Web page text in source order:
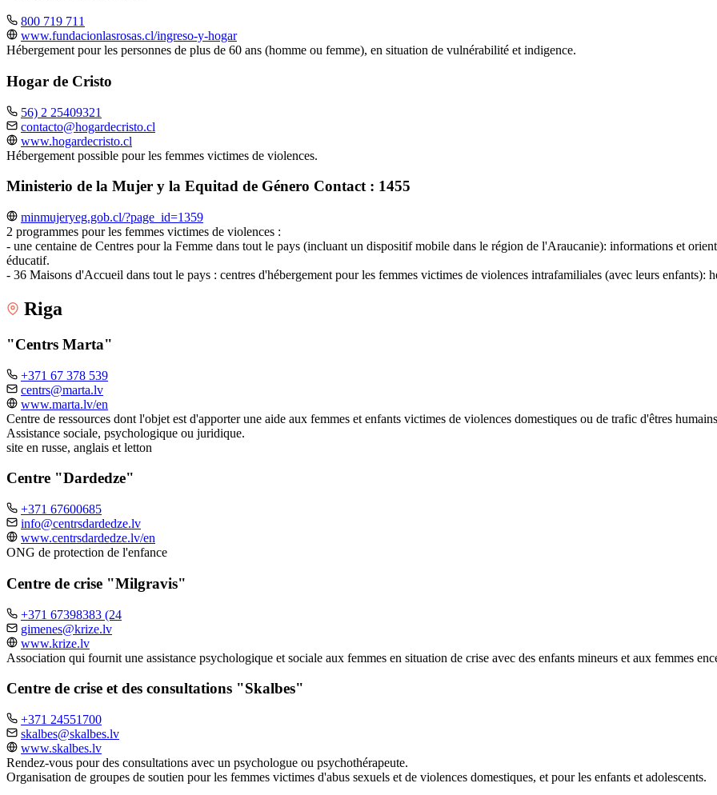
800 719 711
www.fundacionlasrosas.cl/ingreso-y-hogar
Hébergement pour les personnes de plus de 60 ans (homme ou femme), en situation de vulnérabilité et indigence.
Hogar de Cristo
56) 2 25409321
contacto@hogardecristo.cl
www.hogardecristo.cl
Hébergement possible pour les femmes victimes de violences.
Ministerio de la Mujer y la Equitad de Género Contact : 1455
minmujeryeg.gob.cl/?page_id=1359
2 programmes pour les femmes victimes de violences :
- une centaine de Centres pour la Femme dans tout le pays (incluant un dispositif mobile dans le région de l'Araucanie): informations et
éducatif.
- 36 Maisons d'Accueil dans tout le pays : centres d'hébergement pour les femmes victimes de violences intrafamiliales (avec leurs enfants):
Riga
"Centrs Marta"
+371 67 378 539
centrs@marta.lv
www.marta.lv/en
Centre de ressources dont l'objet est d'apporter une aide aux femmes et enfants victimes de violences domestiques ou de trafic d'êtres
Assistance sociale, psychologique ou juridique.
site en russe, anglais et letton
Centre "Dardedze"
+371 67600685
info@centrsdardedze.lv
www.centrsdardedze.lv/en
ONG de protection de l'enfance
Centre de crise "Milgravis"
+371 67398383 (24
gimenes@krize.lv
www.krize.lv
Association qui fournit une assistance psychologique et sociale aux femmes en situation de crise avec des enfants mineurs et aux femmes
Centre de crise et des consultations "Skalbes"
+371 24551700
skalbes@skalbes.lv
www.skalbes.lv
Rendez-vous pour des consultations avec un psychologue ou psychothérapeute.
Organisation de groupes de soutien pour les femmes victimes d'abus sexuels et de violences domestiques, et pour les enfants et adolescents.